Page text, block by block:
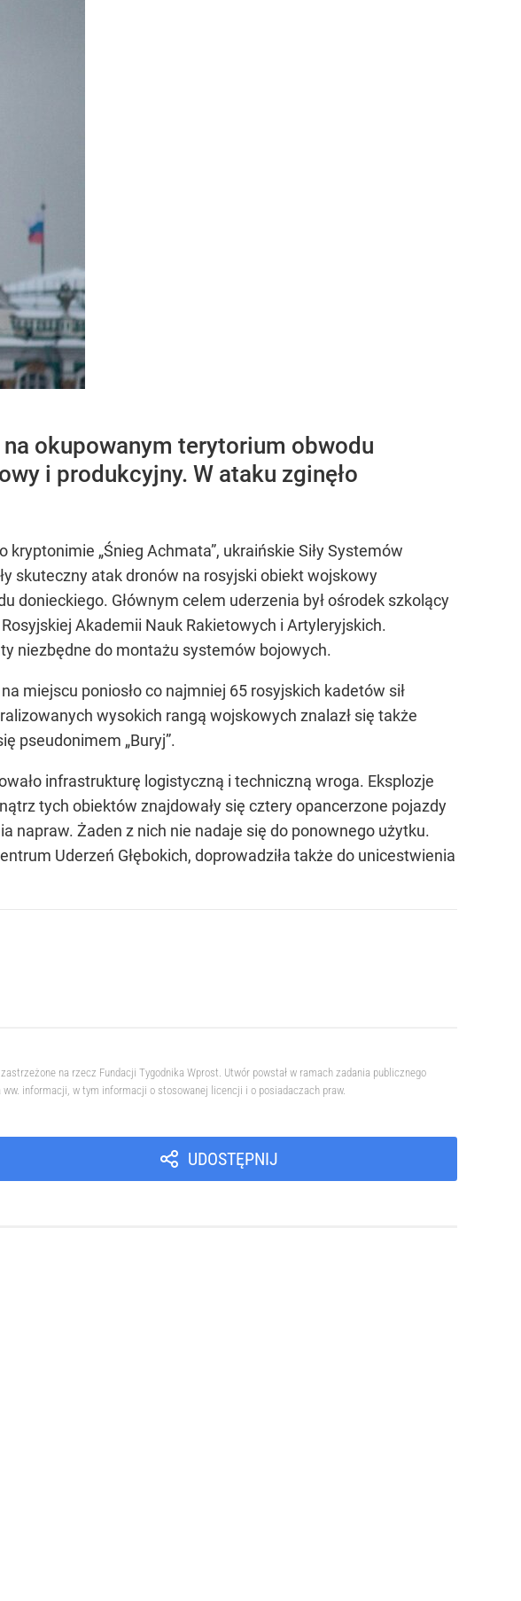
okupowanym terytorium obwodu
i produkcyjny. W ataku zginęło
„Śnieg Achmata”, ukraińskie Siły Systemów
skuteczny atak dronów na rosyjski obiekt wojskowy
Głównym celem uderzenia był ośrodek szkolący
Akademii Nauk Rakietowych i Artyleryjskich.
niezbędne do montażu systemów bojowych.
miejscu poniosło co najmniej 65 rosyjskich kadetów sił
wysokich rangą wojskowych znalazł się także
pseudonimem „Buryj”.
infrastrukturę logistyczną i techniczną wroga. Eksplozje
tych obiektów znajdowały się cztery opancerzone pojazdy
napraw. Żaden z nich nie nadaje się do ponownego użytku.
Uderzeń Głębokich, doprowadziła także do unicestwienia
na rzecz Fundacji Tygodnika Wprost. Utwór powstał w ramach zadania publicznego
informacji, w tym informacji o stosowanej licencji i o posiadaczach praw.
UDOSTĘPNIJ